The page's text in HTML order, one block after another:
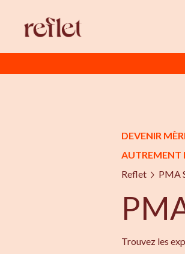
DEVENIR
AUTREMENT
Reflet
PMA
Trouvez les